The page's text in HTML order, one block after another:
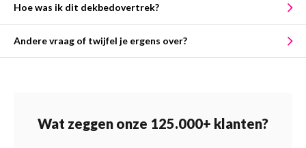
Hoe was ik dit dekbedovertrek?
Andere vraag of twijfel je ergens over?
Wat zeggen onze 125.000+ klanten?